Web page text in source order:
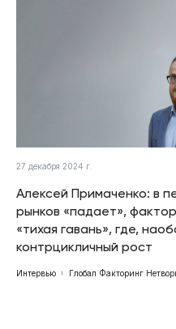
27 декабря 2024 г.
Алексей Примаченко: в
рынков «падает»,
«тихая гавань», где,
контрцикличный рост
Интервью Глобал Факторинг